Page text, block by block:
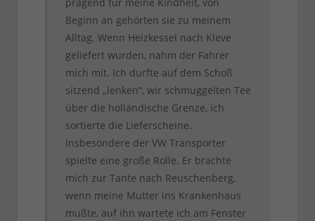
Beginn an gehörten sie zu meinem
Alltag. Wenn Heizkessel nach Kleve
geliefert wurden, nahm der Fahrer
mich mit. Ich durfte auf dem Schoß
sitzend „lenken“, wir schmuggelten Tee
über die holländische Grenze, ich
sortierte die Lieferscheine.
Insbesondere der VW Transporter
spielte eine große Rolle. Er brachte
mich zur Tante nach Reuschenberg,
wenn meine Mutter ins Krankenhaus
mußte, auf ihn wartete ich am Fenster